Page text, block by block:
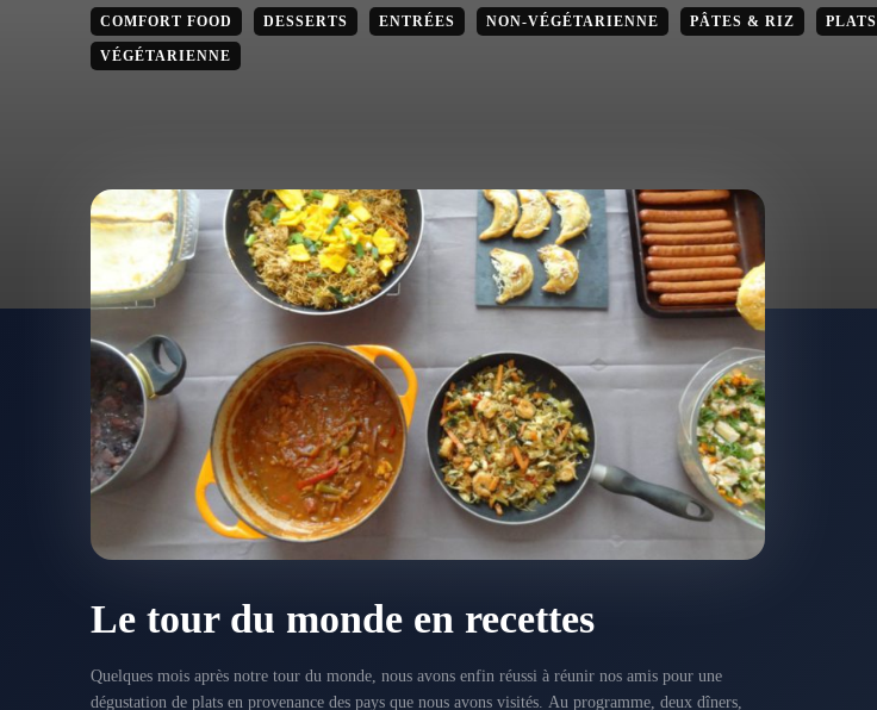
COMFORT FOOD DESSERTS ENTRÉES NON-VÉGÉTARIENNE PÂTES & RIZ PLATS
VÉGÉTARIENNE
Le tour du monde en recettes
Quelques mois après notre tour du monde, nous avons enfin réussi à réunir nos amis pour une
dégustation de plats en provenance des pays que nous avons visités. Au programme, deux dîners,